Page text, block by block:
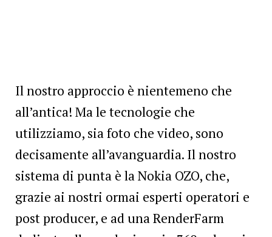
Il nostro approccio è nientemeno che
all’antica! Ma le tecnologie che
utilizziamo, sia foto che video, sono
decisamente all’avanguardia. Il nostro
sistema di punta è la Nokia OZO, che,
grazie ai nostri ormai esperti operatori e
post producer, e ad una RenderFarm